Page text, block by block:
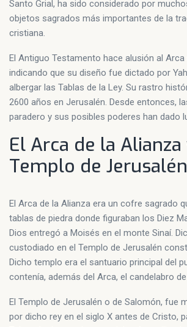
Santo Grial, ha sido considerado por
objetos sagrados más importantes de la
cristiana.
El Antiguo Testamento hace alusión al Arca
indicando que su diseño fue dictado por
albergar las Tablas de la Ley. Su rastro
2600 años en Jerusalén. Desde entonces,
paradero y sus posibles poderes han dado
El Arca de la
Templo de Jerusalén
El Arca de la Alianza era un cofre sagrado
tablas de piedra donde figuraban los Diez
Dios entregó a Moisés en el monte Sinaí.
custodiado en el Templo de Jerusalén
Dicho templo era el santuario principal del
contenía, además del Arca, el candelabro
El Templo de Jerusalén o de Salomón, fue
por dicho rey en el siglo X antes de Cristo,